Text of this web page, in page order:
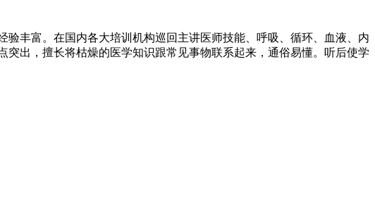
丰富。在国内各大培训机构巡回主讲医师技能、呼吸、循环、血液、内
出，擅长将枯燥的医学知识跟常见事物联系起来，通俗易懂。听后使学